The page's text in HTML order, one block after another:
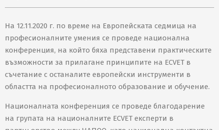
На 12.11.2020 г. по време на Европейската седмица на
професионалните умения се проведе национална
конференция, на който бяха представени практическите
възможности за прилагане принципите на ECVET в
съчетание с останалите европейски инструменти в
областта на професионалното образование и обучение.
Националната конференция се проведе благодарение
на групата на националните ECVET експерти в